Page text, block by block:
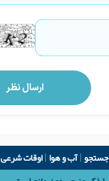
جستجو آب و هوا اوقات شرعی